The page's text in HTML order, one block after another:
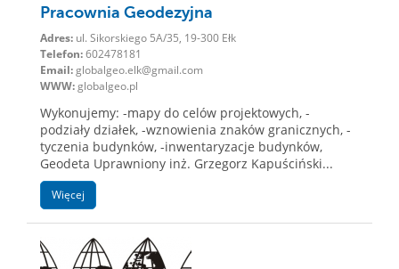
Pracownia Geodezyjna
Adres: ul. Sikorskiego 5A/35, 19-300 Ełk
Telefon:602478181
Email:globalgeo.elk@gmail.com
WWW:globalgeo.pl
Wykonujemy: -mapy do celów projektowych, -
podziały działek, -wznowienia znaków granicznych, -
tyczenia budynków, -inwentaryzacje budynków,
Geodeta Uprawniony inż. Grzegorz Kapuściński...
Więcej